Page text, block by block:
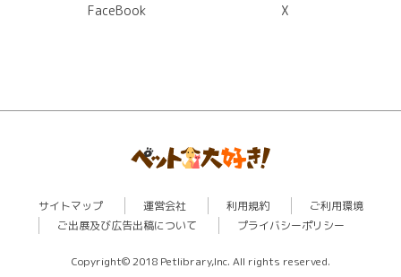
FaceBook
X
サイトマップ 運営会社 利用規約
ご利用環境
ご出展及び広告出稿について
プライバシーポリシー
Copyright© 2018 Petlibrary,Inc. All rights reserved.